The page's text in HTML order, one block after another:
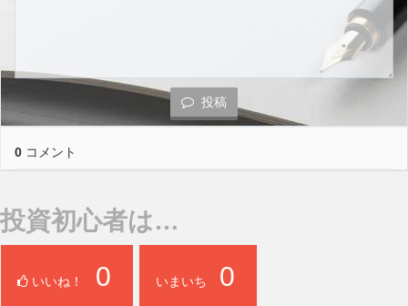
投稿
0 コメント
投資初心者は…
いいね！ 0 いまいち 0